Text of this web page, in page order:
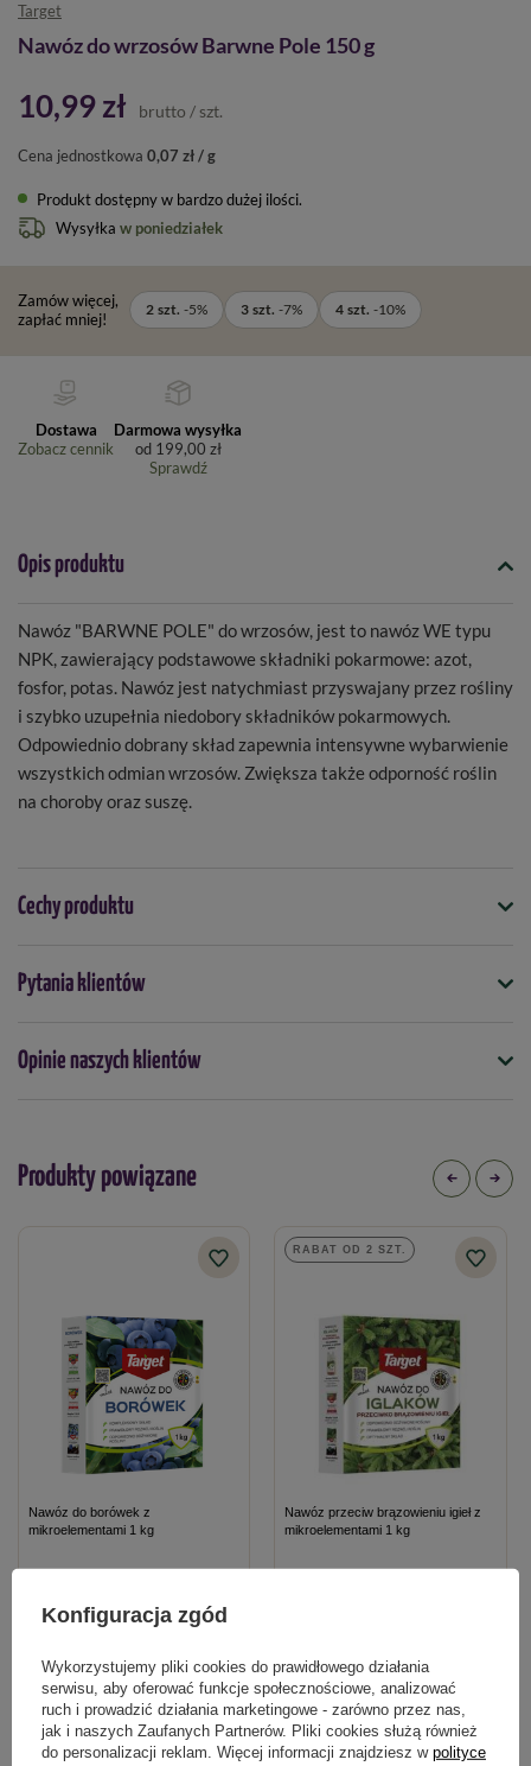
Target
Nawóz do wrzosów Barwne Pole 150 g
10,99 zł brutto / szt.
Cena jednostkowa 0,07 zł / g
Produkt dostępny w bardzo dużej ilości
Wysyłka w poniedziałek
Zamów więcej,
zapłać mniej!
2 szt. -5% 3 szt. -7% 4 szt. -10%
Dostawa
Zobacz cennik
Darmowa wysyłka
od 199,00 zł
Sprawdź
Opis produktu
Nawóz "BARWNE POLE" do wrzosów, jest to nawóz WE typu
NPK, zawierający podstawowe składniki pokarmowe: azot,
fosfor, potas. Nawóz jest natychmiast przyswajany przez rośliny
i szybko uzupełnia niedobory składników pokarmowych.
Odpowiednio dobrany skład zapewnia intensywne wybarwienie
wszystkich odmian wrzosów. Zwiększa także odporność roślin
na choroby oraz suszę.
Cechy produktu
Symbol
5901875006485
150 g
Forma
Pytania klientów
Opinie naszych klientów
Produkty powiązane
Nawóz do borówek z
mikroelementami 1 kg
RABAT OD 2 SZT.
Nawóz przeciw brązowieniu igieł z
mikroelementami 1 kg
Kategorie powiązane
Nawozy dla roślin ozdobnych,
Konfiguracja zgód
Wykorzystujemy pliki cookies do prawidłowego działania
serwisu, aby oferować funkcje społecznościowe, analizować
ruch i prowadzić działania marketingowe - zarówno przez nas,
jak i naszych Zaufanych Partnerów. Pliki cookies służą również
do personalizacji reklam. Więcej informacji znajdziesz w polityce